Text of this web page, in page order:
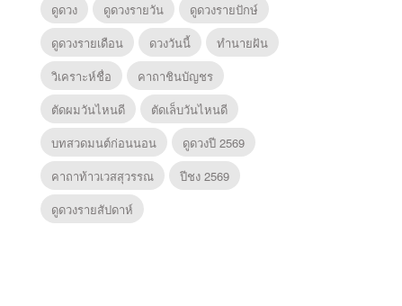
ดูดวง ดูดวงรายวัน
ดูดวงรายปักษ์
ดูดวงรายเดือน
ดวงวันนี้
ทํานายฝัน
วิเคราะห์ชื่อ
คาถาชินบัญชร
ตัดผมวันไหนดี
ตัดเล็บวันไหนดี
บทสวดมนต์ก่อนนอน
ดูดวงปี 2569
คาถาท้าวเวสสุวรรณ
ปีชง 2569
ดูดวงรายสัปดาห์